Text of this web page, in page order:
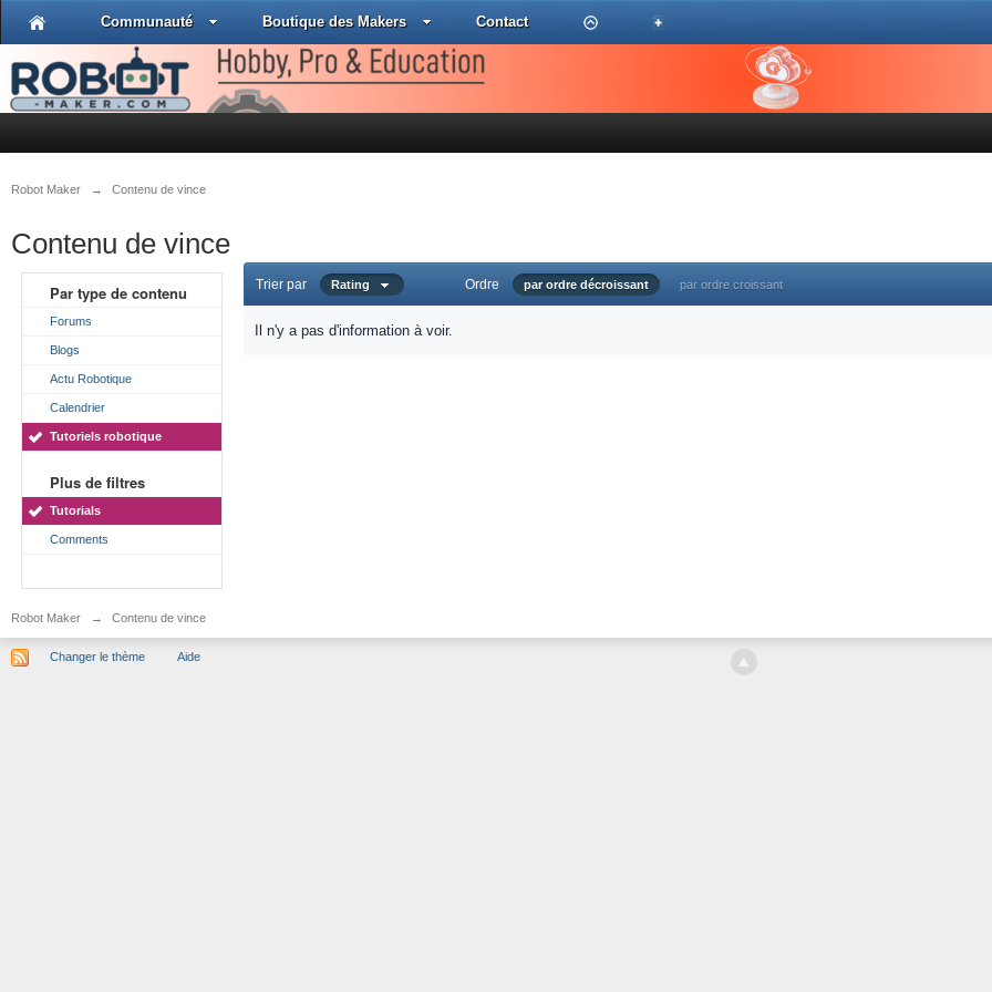
Communauté Boutique des Makers Contact
Robot Maker → Contenu de vince
Contenu de vince
Par type de contenu
Forums
Blogs
Actu Robotique
Calendrier
Tutoriels robotique
Plus de filtres
Tutorials
Comments
Trier par Rating Ordre par ordre décroissant par ordre croissant
Il n'y a pas d'information à voir.
Robot Maker → Contenu de vince
Changer le thème Aide